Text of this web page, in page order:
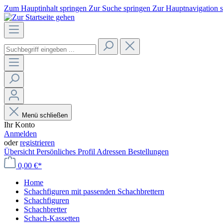
Zum Hauptinhalt springen Zur Suche springen Zur Hauptnavigation
Menü schließen
Ihr Konto
Anmelden
oderregistrieren
Übersicht Persönliches Profil Adressen Bestellungen
0,00 €*
Home
Schachfiguren mit passenden Schachbrettern
Schachfiguren
Schachbretter
Schach-Kassetten